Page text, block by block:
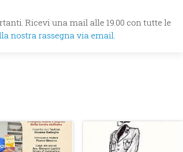
Ricevi una mail alle 19.00 con tutte le
nostra rassegna via email.